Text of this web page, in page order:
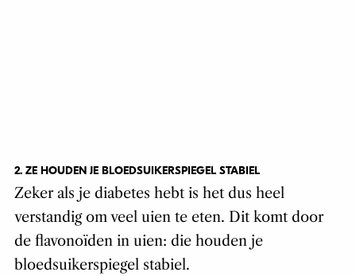
2. ZE HOUDEN JE BLOEDSUIKERSPIEGEL STABIEL
Zeker als je diabetes hebt is het dus heel
verstandig om veel uien te eten. Dit komt door
de flavonoïden in uien: die houden je
bloedsuikerspiegel stabiel.